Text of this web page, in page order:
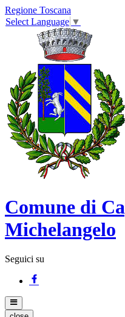
Regione Toscana
Select Language ▼
Comune di
Michelangelo
Seguici su